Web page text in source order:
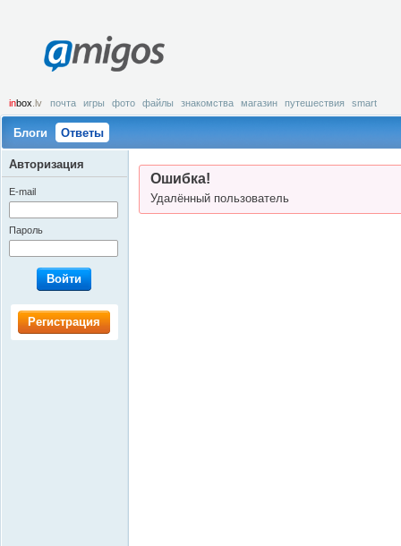
amigos
inbox .lv почта игры фото файлы знакомства магазин путешествия smart
Блоги Ответы
Ошибка!
Удалённый пользователь
Авторизация
E-mail
Пароль
Войти
Регистрация